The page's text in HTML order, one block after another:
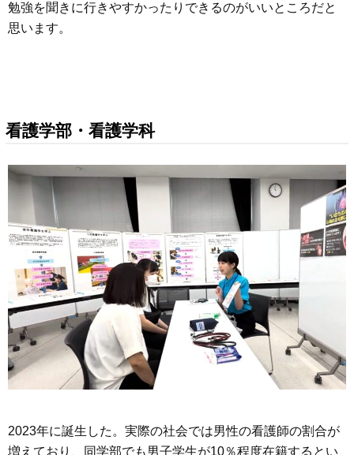
勉強を聞きに行きやすかったりできるのがいいところだと
思います。
看護学部・看護学科
2023年に誕生した。実際の社会では男性の看護師の割合が
増えており、同学部でも男子学生が10％程度在籍するとい